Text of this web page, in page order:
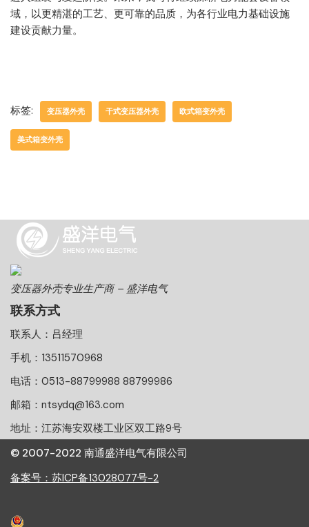
域，以更精湛的工艺、更可靠的品质，为各行业电力基础设施
建设贡献力量。
标签: 变压器外壳 干式变压器外壳 欧式箱变外壳
美式箱变外壳
变压器外壳专业生产商 – 盛洋电气
联系方式
联系人：吕经理
手机：13511570968
电话：0513-88799988 88799986
邮箱：ntsydq@163.com
地址：江苏海安双楼工业区双工路9号
© 2007-2022 南通盛洋电气有限公司
备案号：苏ICP备13028077号-2